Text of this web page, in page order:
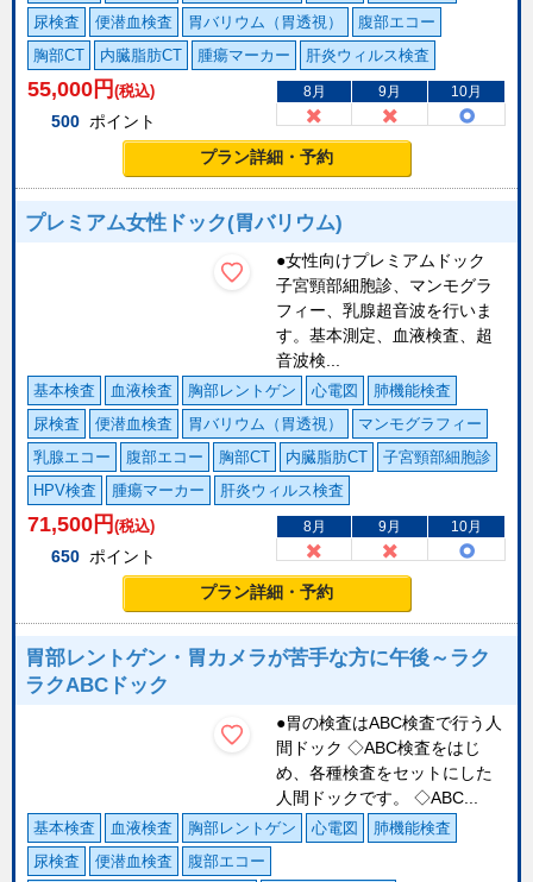
尿検査
便潜血検査 胃バリウム（胃透視）
腹部エコー
胸部CT
内臓脂肪CT 腫瘍マーカー 肝炎ウィルス検査
55,000 円 (税込)
500 ポイント
8月 9月 10月
プラン詳細・予約
プレミアム女性ドック(胃バリウム)
●女性向けプレミアムドック
子宮頸部細胞診、マンモグラ
フィー、乳腺超音波を行いま
す。基本測定、血液検査、超
音波検...
基本検査 血液検査 胸部レントゲン 心電図
肺機能検査
尿検査
便潜血検査 胃バリウム（胃透視）
マンモグラフィー
乳腺エコー
腹部エコー 胸部CT 内臓脂肪CT
子宮頸部細胞診
HPV検査
腫瘍マーカー 肝炎ウィルス検査
71,500 円 (税込)
650 ポイント
8月 9月 10月
プラン詳細・予約
胃部レントゲン・胃カメラが苦手な方に午後～ラク
ラクABCドック
●胃の検査はABC検査で行う人
間ドック ◇ABC検査をはじ
め、各種検査をセットにした
人間ドックです。 ◇ABC...
基本検査 血液検査 胸部レントゲン 心電図
肺機能検査
尿検査
便潜血検査
腹部エコー